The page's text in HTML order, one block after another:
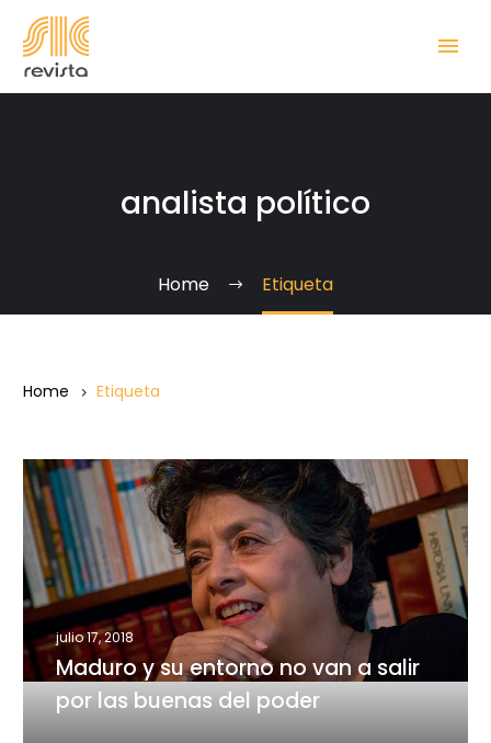
analista político
Home Etiqueta
Home Etiqueta
Maduro
y
su
entorno
no
van
salir
por
julio 17, 2018
Maduro y su entorno no van a salir
por las buenas del poder